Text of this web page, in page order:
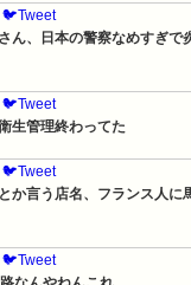
🐦Tweet
ん、日本の警察なめすぎで
🐦Tweet
生管理終わってた
🐦Tweet
か言う店名、フランス人に
🐦Tweet